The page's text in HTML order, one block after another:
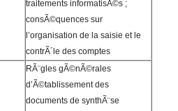
traitements informatisÃ©s ;
consÃ©quences sur
l’organisation de la saisie et le
contrÃ´le des comptes
RÃ¨gles gÃ©nÃ©rales
d’Ã©tablissement des
documents de synthÃ¨se